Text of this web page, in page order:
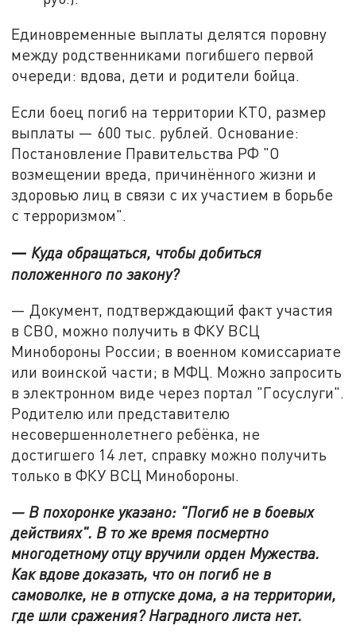
Единовременные выплаты делятся поровну
между родственниками погибшего первой
очереди: вдова, дети и родители бойца.
Если боец погиб на территории КТО, размер
выплаты — 600 тыс. рублей. Основание:
Постановление Правительства РФ "О
возмещении вреда, причинённого жизни и
здоровью лиц в связи с их участием в борьбе
с терроризмом".
— Куда обращаться, чтобы добиться
положенного по закону?
— Документ, подтверждающий факт участия
в СВО, можно получить в ФКУ ВСЦ
Минобороны России; в военном комиссариате
или воинской части; в МФЦ. Можно запросить
в электронном виде через портал "Госуслуги".
Родителю или представителю
несовершеннолетнего ребёнка, не
достигшего 14 лет, справку можно получить
только в ФКУ ВСЦ Минобороны.
— В похоронке указано: "Погиб не в боевых
действиях". В то же время посмертно
многодетному отцу вручили орден Мужества.
Как вдове доказать, что он погиб не в
самоволке, не в отпуске дома, а на территории,
где шли сражения? Наградного листа нет.